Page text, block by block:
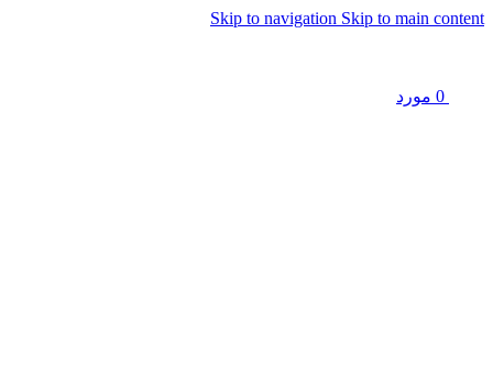
Skip to navigation Skip to main content
0 مورد